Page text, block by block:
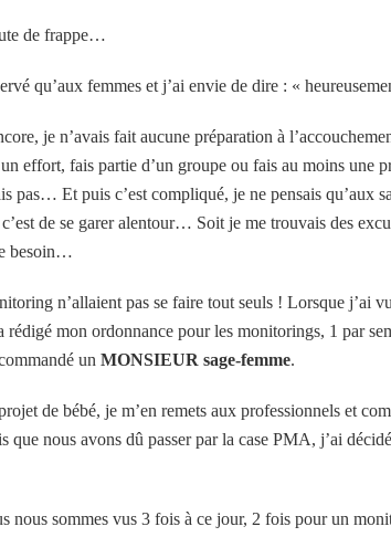
de frappe…
qu’aux femmes et j’ai envie de dire : «
je n’avais fait aucune préparation à
effort, fais partie d’un groupe ou fais au moins une
pas… Et puis c’est compliqué, je ne pensais qu’aux
de se garer alentour… Soit je me trouvais des
besoin…
n’allaient pas se faire tout seuls ! Lorsque j’ai
rédigé mon ordonnance pour les monitorings, 1 par
un MONSIEUR sage-femme.
de bébé, je m’en remets aux professionnels et
que nous avons dû passer par la case PMA, j’ai
nous sommes vus 3 fois à ce jour, 2 fois pour un